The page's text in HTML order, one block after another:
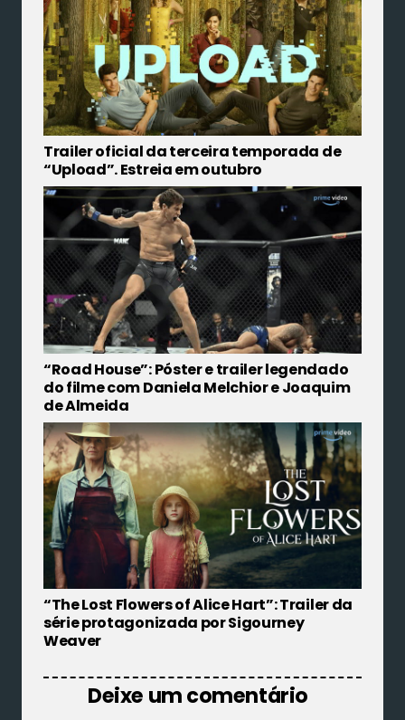
Trailer oficial da terceira temporada de
“Upload”. Estreia em outubro
“Road House”: Póster e trailer legendado
do filme com Daniela Melchior e Joaquim
de Almeida
“The Lost Flowers of Alice Hart”: Trailer da
série protagonizada por Sigourney
Weaver
Deixe um comentário